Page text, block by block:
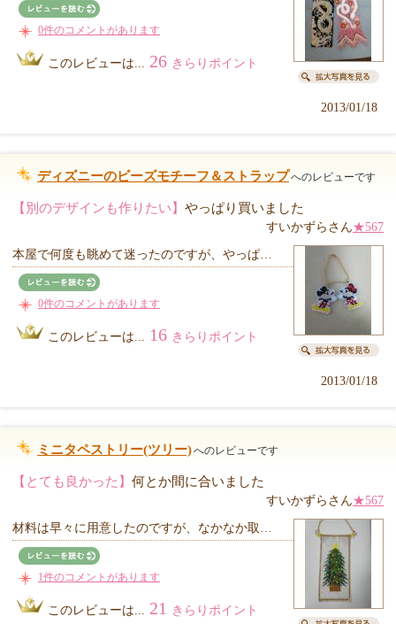
0件のコメントがあります
このレビューは... 26 きらりポイント
2013/01/18
ディズニーのビーズモチーフ＆ストラップへのレビューです
【別のデザインも作りたい】 やっぱり買いました
すいかずらさん★567
本屋で何度も眺めて迷ったのですが、やっぱ…
0件のコメントがあります
このレビューは... 16 きらりポイント
2013/01/18
ミニタペストリー(ツリー)へのレビューです
【とても良かった】 何とか間に合いました
すいかずらさん★567
材料は早々に用意したのですが、なかなか取…
1件のコメントがあります
このレビューは... 21 きらりポイント